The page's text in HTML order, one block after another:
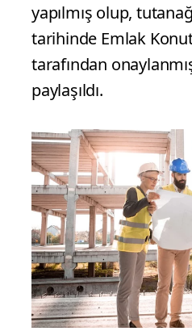
yapılmış olup,
tarihinde Emlak
tarafından
paylaşıldı.